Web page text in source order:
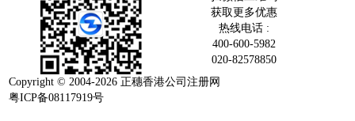
获取更多优惠
热线电话 :
400-600-5982
020-82578850
Copyright © 2004-2026 正穗香港公司注册网
粤ICP备08117919号